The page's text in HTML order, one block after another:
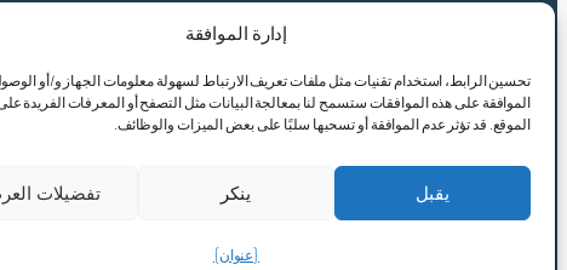
إدارة الموافقة
تحسين الرابط، استخدام تقنيات مثل ملفات تعريف الارتباط لسهولة معلومات الجهاز و/أو
الموافقة على هذه الموافقات ستسمح لنا بمعالجة البيانات مثل التصفح أو المعرفات الفريدة
الموقع. قد تؤثر عدم الموافقة أو تسحبها سلبًا على بعض الميزات والوظائف.
يقبل ينكر تفضيلات
{عنوان}